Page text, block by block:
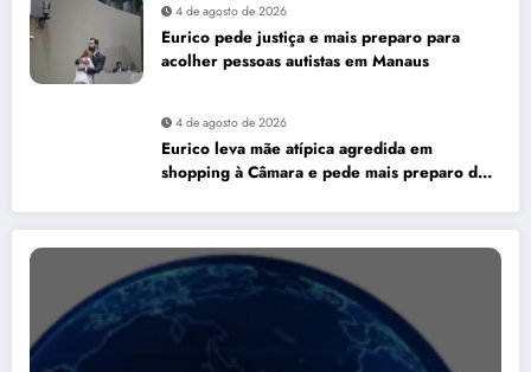
4 de agosto de 2026
Eurico pede justiça e mais preparo para
acolher pessoas autistas em Manaus
4 de agosto de 2026
Eurico leva mãe atípica agredida em
shopping à Câmara e pede mais preparo dos